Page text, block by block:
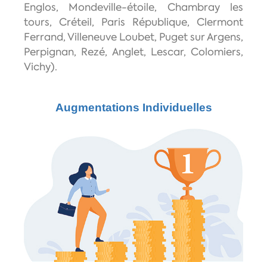
Englos, Mondeville-étoile, Chambray les
tours, Créteil, Paris République, Clermont
Ferrand, Villeneuve Loubet, Puget sur Argens,
Perpignan, Rezé, Anglet, Lescar, Colomiers,
Vichy).
Augmentations Individuelles